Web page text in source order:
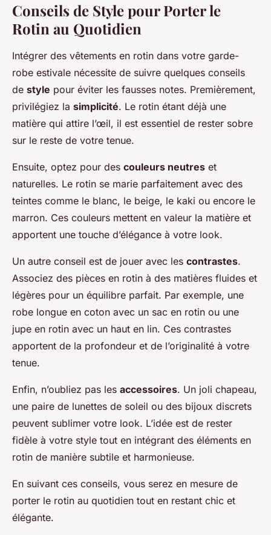
Conseils de Style pour Porter le
Rotin au Quotidien
Intégrer des vêtements en rotin dans votre garde-
robe estivale nécessite de suivre quelques conseils
de style pour éviter les fausses notes. Premièrement,
privilégiez la simplicité. Le rotin étant déjà une
matière qui attire l’œil, il est essentiel de rester sobre
sur le reste de votre tenue.
Ensuite, optez pour des couleurs neutres et
naturelles. Le rotin se marie parfaitement avec des
teintes comme le blanc, le beige, le kaki ou encore le
marron. Ces couleurs mettent en valeur la matière et
apportent une touche d’élégance à votre look.
Un autre conseil est de jouer avec les contrastes.
Associez des pièces en rotin à des matières fluides et
légères pour un équilibre parfait. Par exemple, une
robe longue en coton avec un sac en rotin ou une
jupe en rotin avec un haut en lin. Ces contrastes
apportent de la profondeur et de l’originalité à votre
tenue.
Enfin, n’oubliez pas les accessoires. Un joli chapeau,
une paire de lunettes de soleil ou des bijoux discrets
peuvent sublimer votre look. L’idée est de rester
fidèle à votre style tout en intégrant des éléments en
rotin de manière subtile et harmonieuse.
En suivant ces conseils, vous serez en mesure de
porter le rotin au quotidien tout en restant chic et
élégante.